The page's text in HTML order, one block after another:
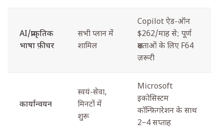
AI/प्राकृतिक
भाषा फ़ीचर
सभी प्लान में
शामिल
Copilot ऐड-ऑन
$262/माह से; पूर्ण
क्षमताओं के लिए F64
ज़रूरी
कार्यान्वयन
स्वयं-सेवा,
मिनटों में
शुरू
Microsoft
इकोसिस्टम
कॉन्फ़िगरेशन के साथ
2–4 सप्ताह